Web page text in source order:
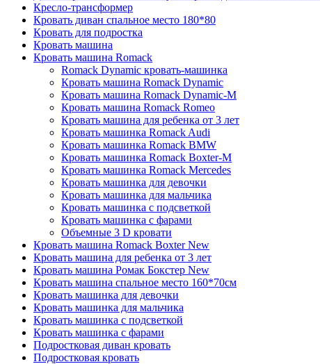
Кресло-трансформер
Кровать диван спальное место 180*80
Кровать для подростка
Кровать машина
Кровать машина Romack
Romack Dynamic кровать-машинка
Кровать машина Romack Dynamic
Кровать машина Romack Dynamic-M
Кровать машина Romack Romeo
Кровать машина для ребенка от 3 лет
Кровать машинка Romack Audi
Кровать машинка Romack BMW
Кровать машинка Romack Boxter-M
Кровать машинка Romack Mercedes
Кровать машинка для девочки
Кровать машинка для мальчика
Кровать машинка с подсветкой
Кровать машинка с фарами
Объемные 3 D кровати
Кровать машина Romack Boxter New
Кровать машина для ребенка от 3 лет
Кровать машина Ромак Бокстер New
Кровать машина спальное место 160*70см
Кровать машинка для девочки
Кровать машинка для мальчика
Кровать машинка с подсветкой
Кровать машинка с фарами
Подростковая диван кровать
Подростковая кровать